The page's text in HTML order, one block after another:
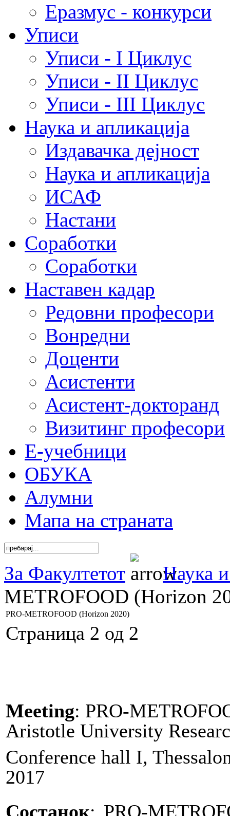
Еразмус - конкурси
Уписи
Уписи - I Циклус
Уписи - II Циклус
Уписи - III Циклус
Наука и апликација
Издавачка дејност
Наука и апликација
ИСАФ
Настани
Соработки
Соработки
Наставен кадар
Редовни професори
Вонредни
Доценти
Асистенти
Асистент-докторанд
Визитинг професори
Е-учебници
ОБУКА
Алумни
Мапа на страната
За Факултетот
Наука
METROFOOD (Horizon
PRO-METROFOOD (Horizon 2020)
Страница 2 од 2
Meeting: PRO-
Aristotle University
Conference hall I,
2017
Состанок: PRO-